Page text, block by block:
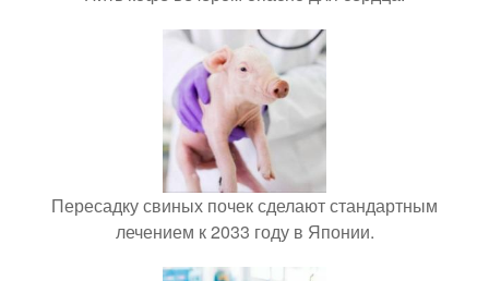
Пересадку свиных почек сделают стандартным
лечением к 2033 году в Японии.